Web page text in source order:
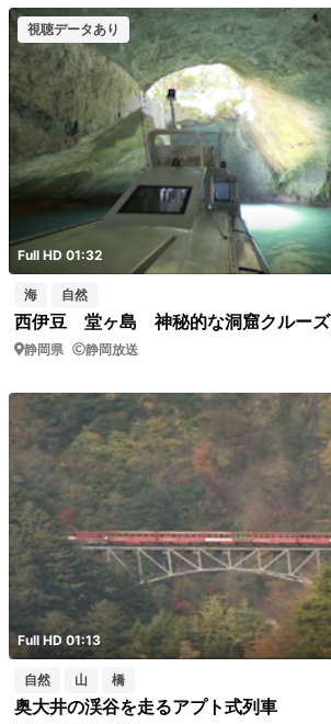
視聴データあり
Full HD 01:32
海 自然
西伊豆 堂ヶ島 神秘的な洞窟クルーズ
静岡県 静岡放送
Full HD 01:13
自然 山 橋
奥大井の渓谷を走るアプト式列車